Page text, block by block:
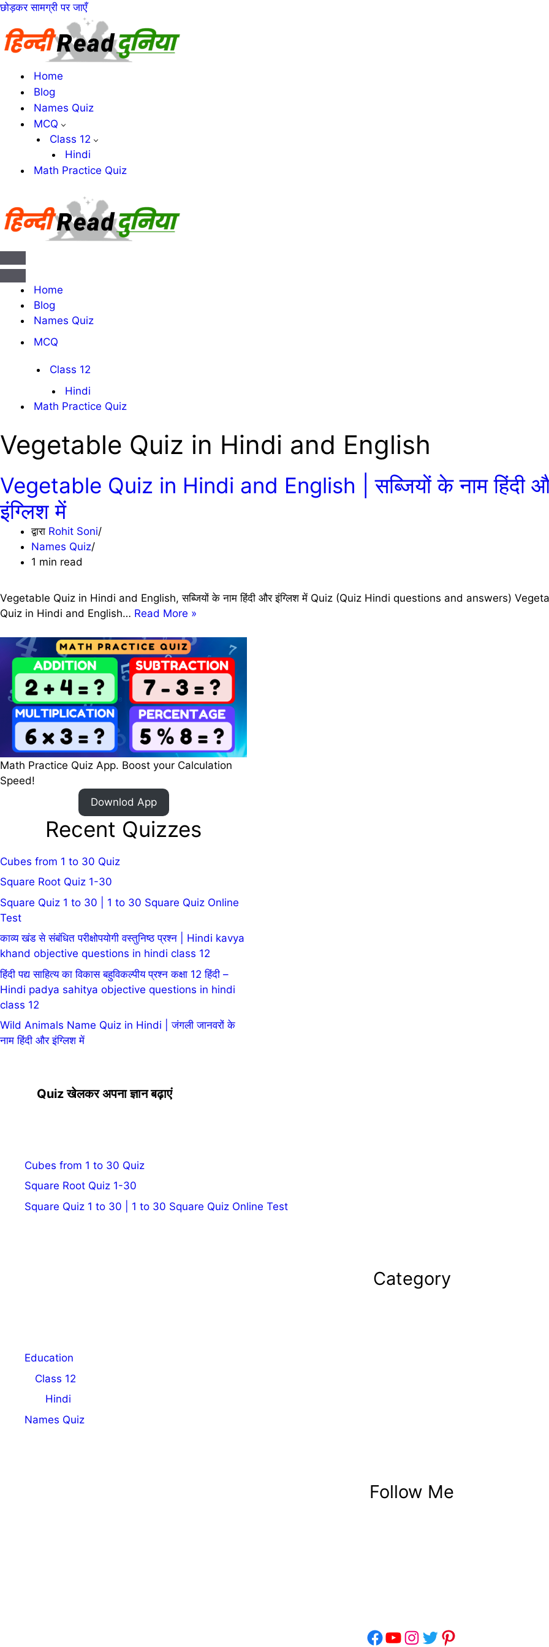
छोड़कर सामग्री पर जाएँ
Home
Blog
Names Quiz
MCQ
Class 12
Hindi
Math Practice Quiz
संचालन
सूची
संचालन
Home
Blog
Names Quiz
MCQ
Class 12
Hindi
Math Practice Quiz
Vegetable Quiz in Hindi and English
Vegetable Quiz in Hindi and English | सब्जियों के नाम हिंदी
इंग्लिश में
द्वारा Rohit Soni
Names Quiz
1 min read
Vegetable Quiz in Hindi and English, सब्जियों के नाम हिंदी और इंग्लिश में Quiz (Quiz Hindi questions and answers)
Quiz in Hindi and English… Read More »
in
Hindi
and
English
|
सब्जियों
के
नाम
हिंदी
Math Practice Quiz App. Boost your Calculation
Speed!
Downlod App
Recent Quizzes
Cubes from 1 to 30 Quiz
Square Root Quiz 1-30
Square Quiz 1 to 30 | 1 to 30 Square Quiz Online
Test
काव्य खंड से संबंधित परीक्षोपयोगी वस्तुनिष्ठ प्रश्न | Hindi kavya
khand objective questions in hindi class 12
हिंदी पद्य साहित्य का विकास बहुविकल्पीय प्रश्न कक्षा 12 हिंदी –
Hindi padya sahitya objective questions in hindi
class 12
Wild Animals Name Quiz in Hindi | जंगली जानवरों के
नाम हिंदी और इंग्लिश में
Quiz खेलकर अपना ज्ञान बढ़ाएं
Cubes from 1 to 30 Quiz
Square Root Quiz 1-30
Square Quiz 1 to 30 | 1 to 30 Square Quiz Online Test
Category
Education
Class 12
Hindi
Names Quiz
Follow Me
Facebook
YouTube
Instagram
TwitterPinterest